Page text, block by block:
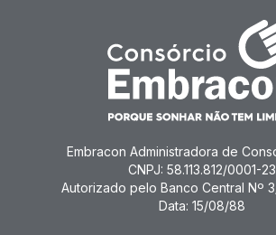
Embracon Administradora de
CNPJ: 58.113.812/0001-23
Autorizado pelo Banco Central Nº
Data: 15/08/88